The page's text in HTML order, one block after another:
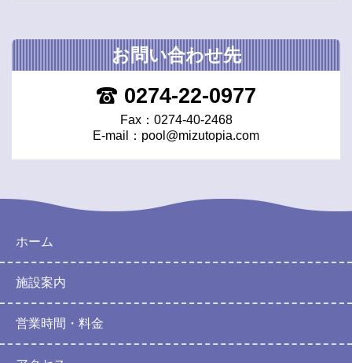
お問い合わせ先
0274-22-0977
Fax：0274-40-2468
E-mail： pool@mizutopia.com
ホーム
施設案内
営業時間・料金